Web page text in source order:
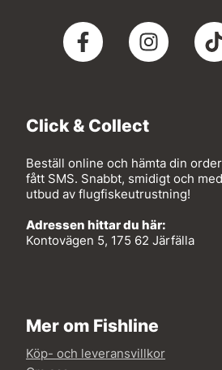
Click & Collect
Beställ online och hämta din
fått SMS. Snabbt, smidigt och
utbud av flugfiskeutrustning!
Adressen hittar du här:
Kontovägen 5, 175 62 Järfälla
Mer om Fishline
Köp- och leveransvillkor